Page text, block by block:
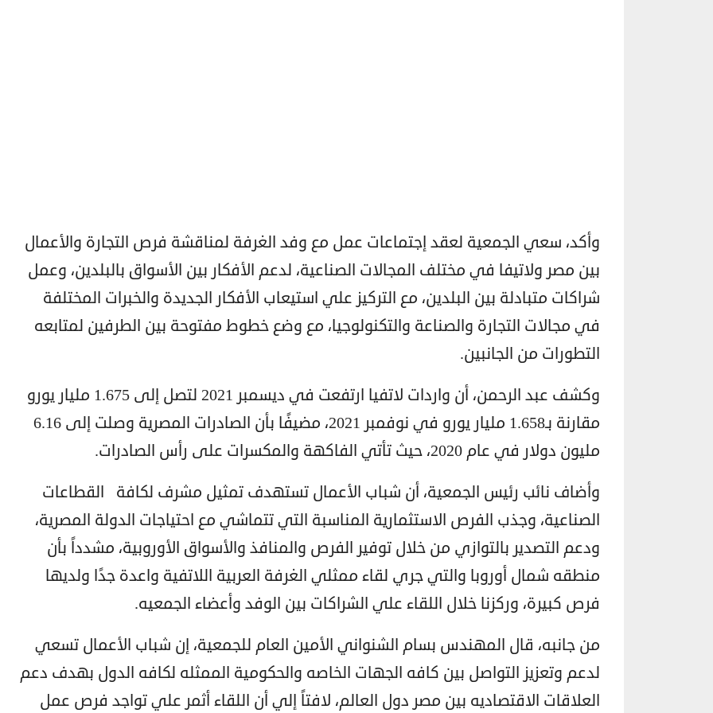
وأكد، سعي الجمعية لعقد إجتماعات عمل مع وفد الغرفة لمناقشة فرص التجارة والأعمال
بين مصر ولاتيفا في مختلف المجالات الصناعية، لدعم الأفكار بين الأسواق بالبلدين، وعمل
شراكات متبادلة بين البلدين، مع التركيز علي استيعاب الأفكار الجديدة والخبرات المختلفة
في مجالات التجارة والصناعة والتكنولوجيا، مع وضع خطوط مفتوحة بين الطرفين لمتابعه
التطورات من الجانبين.
وكشف عبد الرحمن، أن واردات لاتفيا ارتفعت في ديسمبر 2021 لتصل إلى 1.675 مليار يورو
مقارنة بـ1.658 مليار يورو في نوفمبر 2021، مضيفًا بأن الصادرات المصرية وصلت إلى 6.16
مليون دولار في عام 2020، حيث تأتي الفاكهة والمكسرات على رأس الصادرات.
وأضاف نائب رئيس الجمعية، أن شباب الأعمال تستهدف تمثيل مشرف لكافة القطاعات
الصناعية، وجذب الفرص الاستثمارية المناسبة التي تتماشي مع احتياجات الدولة المصرية،
ودعم التصدير بالتوازي من خلال توفير الفرص والمنافذ والأسواق الأوروبية، مشدداً بأن
منطقه شمال أوروبا والتي جري لقاء ممثلي الغرفة العربية اللاتفية واعدة جدًا ولديها
فرص كبيرة، وركزنا خلال اللقاء علي الشراكات بين الوفد وأعضاء الجمعيه.
من جانبه، قال المهندس بسام الشنواني الأمين العام للجمعية، إن شباب الأعمال تسعي
لدعم وتعزيز التواصل بين كافه الجهات الخاصه والحكومية الممثله لكافه الدول بهدف دعم
العلاقات الاقتصاديه بين مصر دول العالم، لافتاً إلي أن اللقاء أثمر علي تواجد فرص عمل